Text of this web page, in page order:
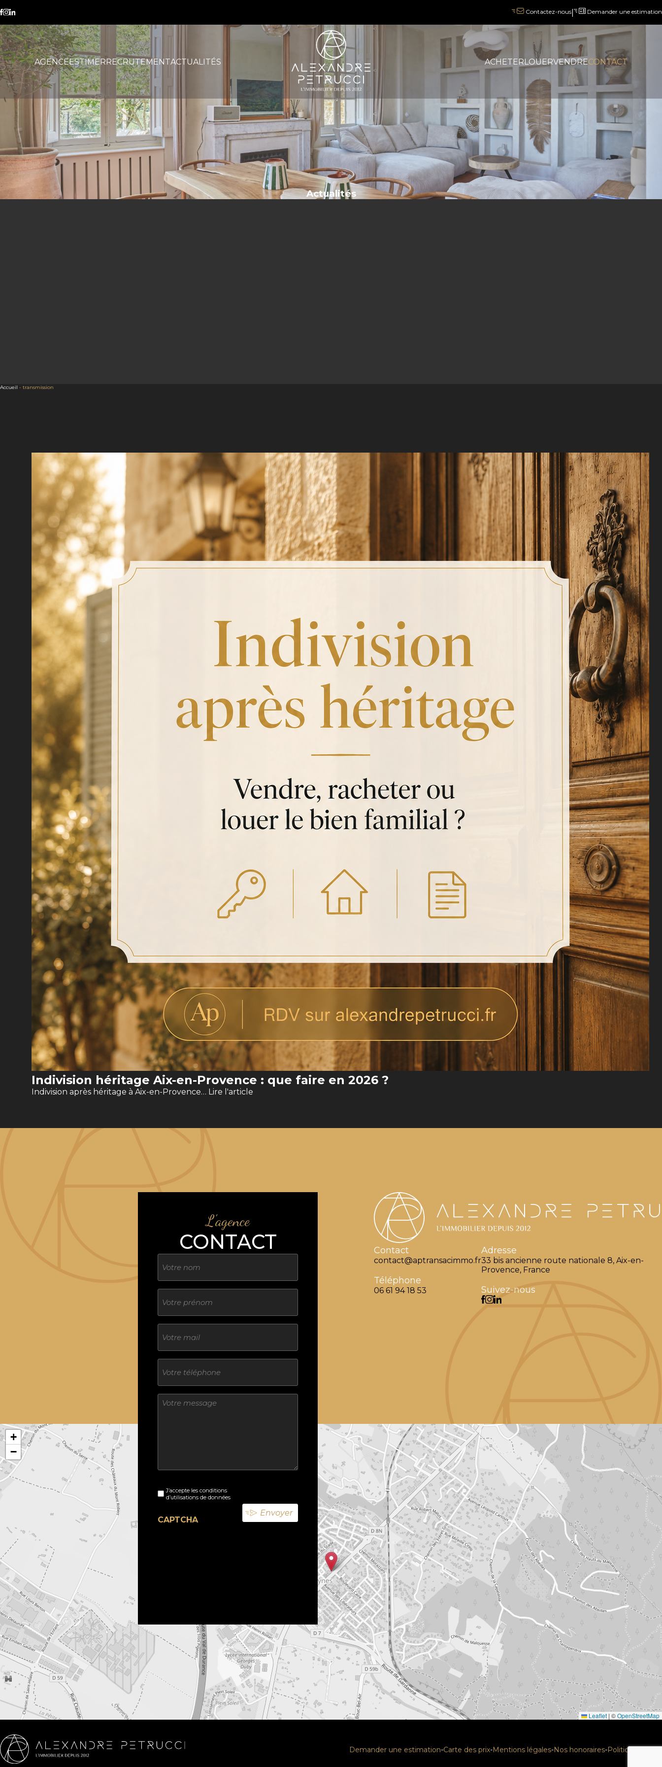
Contactez-nous Demander une estimation
AGENCEESTIMERRECRUTEMENTACTUALITÉS ACHETERLOUERVENDRECONTACT
transmission
Actualités
Accueil - transmission
Indivision héritage Aix-en-Provence : que faire en 2026 ?
Indivision après héritage à Aix-en-Provence… Lire l'article
Contact
contact@aptransacimmo.fr
Téléphone
06 61 94 18 53
Adresse
33 bis ancienne route nationale 8, Aix-en-
Provence, France
Suivez-nous
L'agence
CONTACT
Nom
Sans
titre
E-
mail
Téléphone
Sans
titre
titreJ’accepte les conditions
d’utilisations de données
CAPTCHA
+
−
Leaflet | ©OpenStreetMap
Demander une estimation-Carte des prix-Mentions légales-Nos honoraires-Politique RGPD